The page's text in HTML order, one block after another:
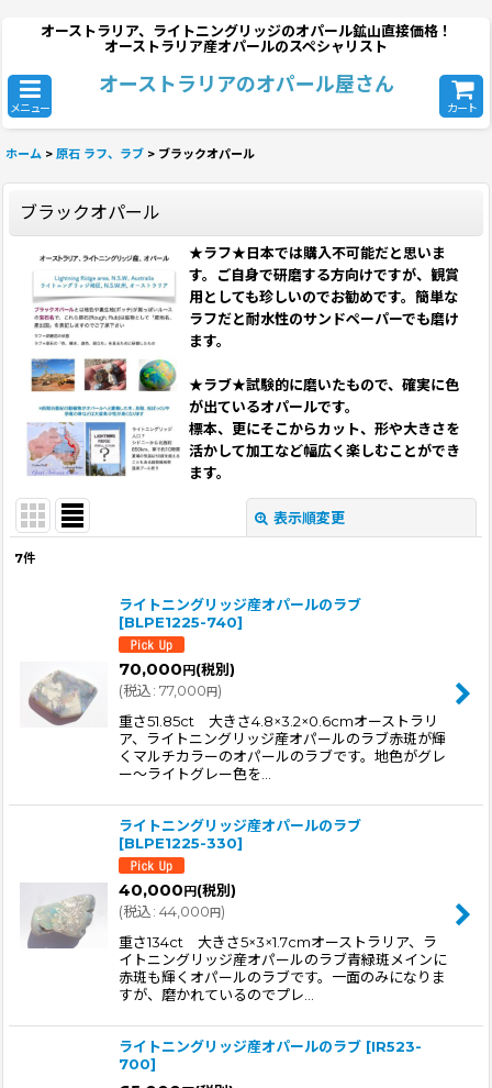
オーストラリア、ライトニングリッジのオパール鉱山直接価格！
オーストラリア産オパールのスペシャリスト
メニュー
オーストラリアのオパール屋さん
カート
ホーム > 原石 ラフ、ラブ > ブラックオパール
ブラックオパール
★ラフ★日本では購入不可能だと思いま
す。ご自身で研磨する方向けですが、観賞
用としても珍しいのでお勧めです。簡単な
ラフだと耐水性のサンドペーパーでも磨け
ます。
★ラブ★試験的に磨いたもので、確実に色
が出ているオパールです。
標本、更にそこからカット、形や大きさを
活かして加工など幅広く楽しむことができ
ます。
表示順変更
絞り込む
7件
ライトニングリッジ産オパールのラブ
[BLPE1225-740]
70,000 円 (税別)
(税込: 77,000 円)
重さ51.85ct 大きさ4.8×3.2×0.6cmオーストラリ
ア、ライトニングリッジ産オパールのラブ赤斑が輝
くマルチカラーのオパールのラブです。地色がグレ
ー〜ライトグレー色を…
ライトニングリッジ産オパールのラブ
[BLPE1225-330]
40,000 円 (税別)
(税込: 44,000 円)
重さ134ct 大きさ5×3×1.7cmオーストラリア、ラ
イトニングリッジ産オパールのラブ青緑斑メインに
赤斑も輝くオパールのラブです。一面のみになりま
すが、磨かれているのでプレ…
ライトニングリッジ産オパールのラブ [IR523-
700]